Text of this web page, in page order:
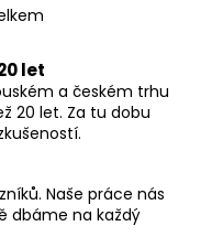
let
a českém trhu
20 let. Za tu dobu
Naše práce nás
dbáme na každý